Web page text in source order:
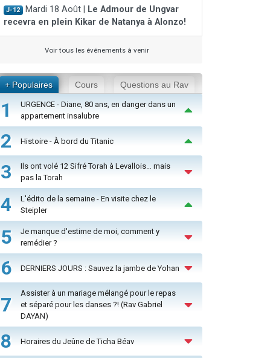
J-12 Mardi 18 Août |
Le Admour de Ungvar
recevra en plein Kikar de Natanya à Alonzo!
Voir tous les événements à venir
+ Populaires Cours Questions au Rav
1
URGENCE - Diane, 80 ans, en danger dans un
appartement insalubre
2 Histoire - À bord du Titanic
3
Ils ont volé 12 Sifré Torah à Levallois… mais
pas la Torah
4
L'édito de la semaine - En visite chez le
Steipler
5
Je manque d'estime de moi, comment y
remédier ?
6 DERNIERS JOURS : Sauvez la jambe de Yohan
7
Assister à un mariage mélangé pour le repas
et séparé pour les danses ?! (Rav Gabriel
DAYAN)
8 Horaires du Jeûne de Ticha Béav